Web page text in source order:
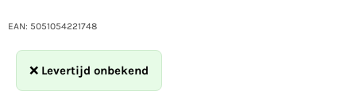
voor
water
voor
water
EAN: 5051054221748
❌ Levertijd onbekend